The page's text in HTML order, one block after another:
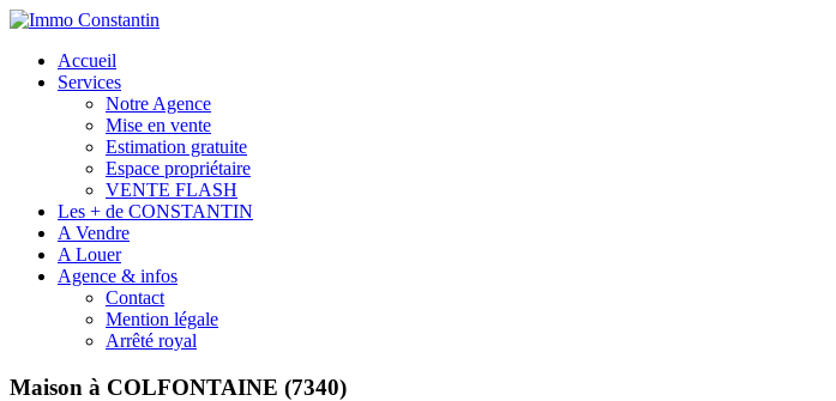
Accueil
Services
Notre Agence
Mise en vente
Estimation gratuite
Espace propriétaire
VENTE FLASH
Les + de CONSTANTIN
A Vendre
A Louer
Agence & infos
Contact
Mention légale
Arrêté royal
Maison à COLFONTAINE (7340)